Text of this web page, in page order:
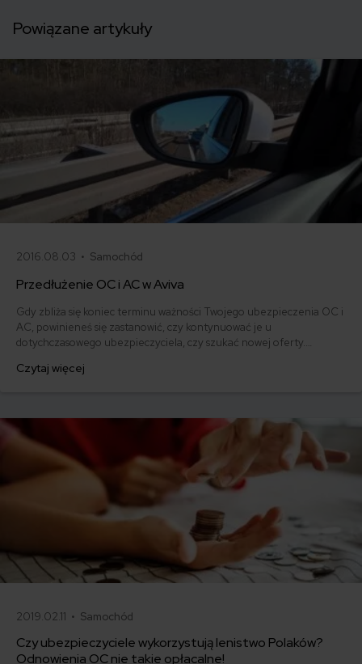
Powiązane artykuły
2016.08.03 • Samochód
Przedłużenie OC i AC w Aviva
Gdy zbliża się koniec terminu ważności Twojego ubezpieczenia OC i
AC, powinieneś się zastanowić, czy kontynuować je u
dotychczasowego ubezpieczyciela, czy szukać nowej oferty.
Czytaj więcej
2019.02.11 • Samochód
Czy ubezpieczyciele wykorzystują lenistwo Polaków?
Odnowienia OC nie takie opłacalne!